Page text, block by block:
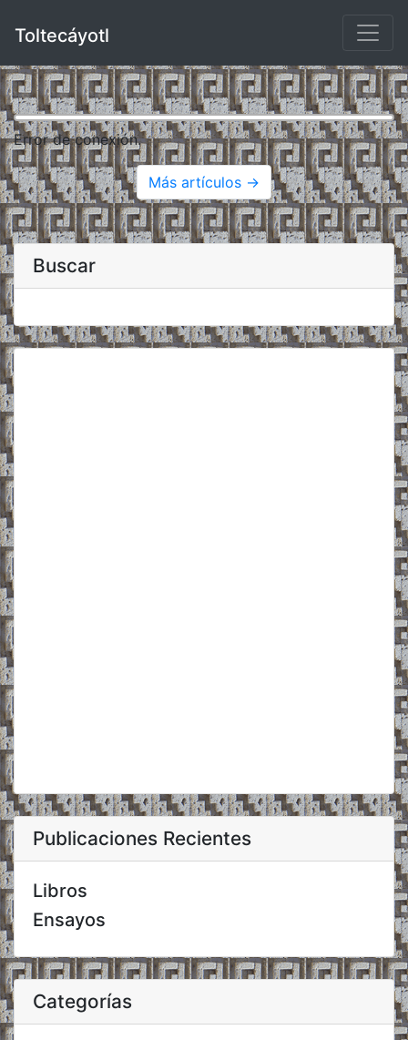
Toltecáyotl
Error de conexión.
Más artículos →
Buscar
Publicaciones Recientes
Libros
Ensayos
Categorías